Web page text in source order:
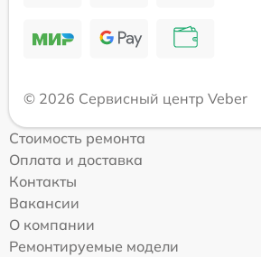
© 2026 Сервисный центр Veber
Стоимость ремонта
Оплата и доставка
Контакты
Вакансии
О компании
Ремонтируемые модели